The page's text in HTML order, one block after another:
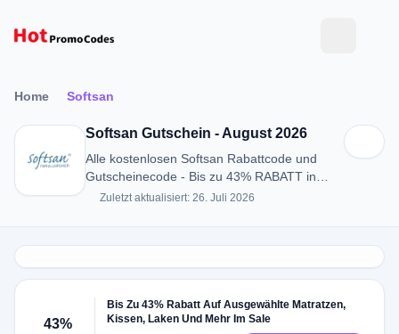
Home Softsan
Softsan Gutschein - August 2026
Alle kostenlosen Softsan Rabattcode und
Gutscheinecode - Bis zu 43% RABATT in
August 2026
Zuletzt aktualisiert: 26. Juli 2026
43%
Bis Zu 43% Rabatt Auf Ausgewählte Matratzen,
Kissen, Laken Und Mehr Im Sale